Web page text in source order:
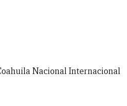
NacionalInternacional